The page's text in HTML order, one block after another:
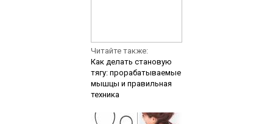
Читайте также:
Как делать становую
тягу: прорабатываемые
мышцы и правильная
техника